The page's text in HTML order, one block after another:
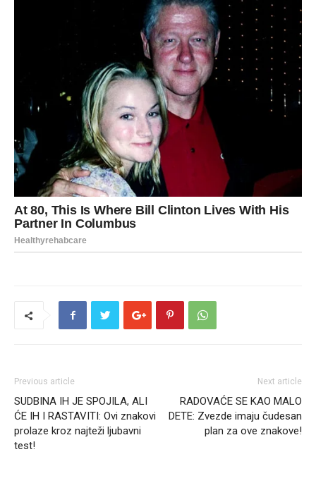
Previous article
SUDBINA IH JE SPOJILA, ALI
ĆE IH I RASTAVITI: Ovi znakovi
prolaze kroz najteži ljubavni
test!
Next article
RADOVAĆE SE KAO MALO
DETE: Zvezde imaju čudesan
plan za ove znakove!